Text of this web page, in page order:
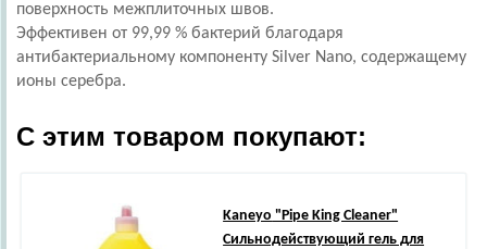
поверхность межплиточных швов.
Эффективен от 99,99 % бактерий благодаря
антибактериальному компоненту Silver Nano, содержащему
ионы серебра.
С этим товаром покупают:
Kaneyo "Pipe King Cleaner"
Сильнодействующий гель для